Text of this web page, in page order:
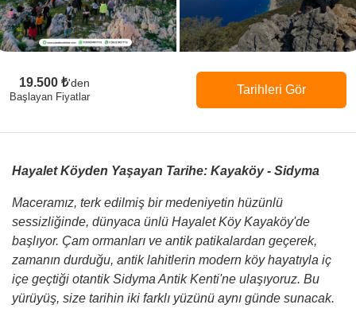
19.500 ₺'den
Başlayan Fiyatlar
Tarihleri Gör
Hayalet Köyden Yaşayan Tarihe: Kayaköy - Sidyma
Maceramız, terk edilmiş bir medeniyetin hüzünlü
sessizliğinde, dünyaca ünlü Hayalet Köy Kayaköy'de
başlıyor. Çam ormanları ve antik patikalardan geçerek,
zamanın durduğu, antik lahitlerin modern köy hayatıyla iç
içe geçtiği otantik Sidyma Antik Kenti'ne ulaşıyoruz. Bu
yürüyüş, size tarihin iki farklı yüzünü aynı günde sunacak.